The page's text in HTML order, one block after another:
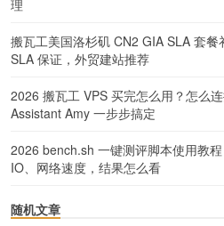
理
搬瓦工美国洛杉矶 CN2 GIA SLA 套
SLA 保证，外贸建站推荐
2026 搬瓦工 VPS 买完怎么用？怎么
Assistant Amy 一步步搞定
2026 bench.sh 一键测评脚本使用教
IO、网络速度，结果怎么看
随机文章